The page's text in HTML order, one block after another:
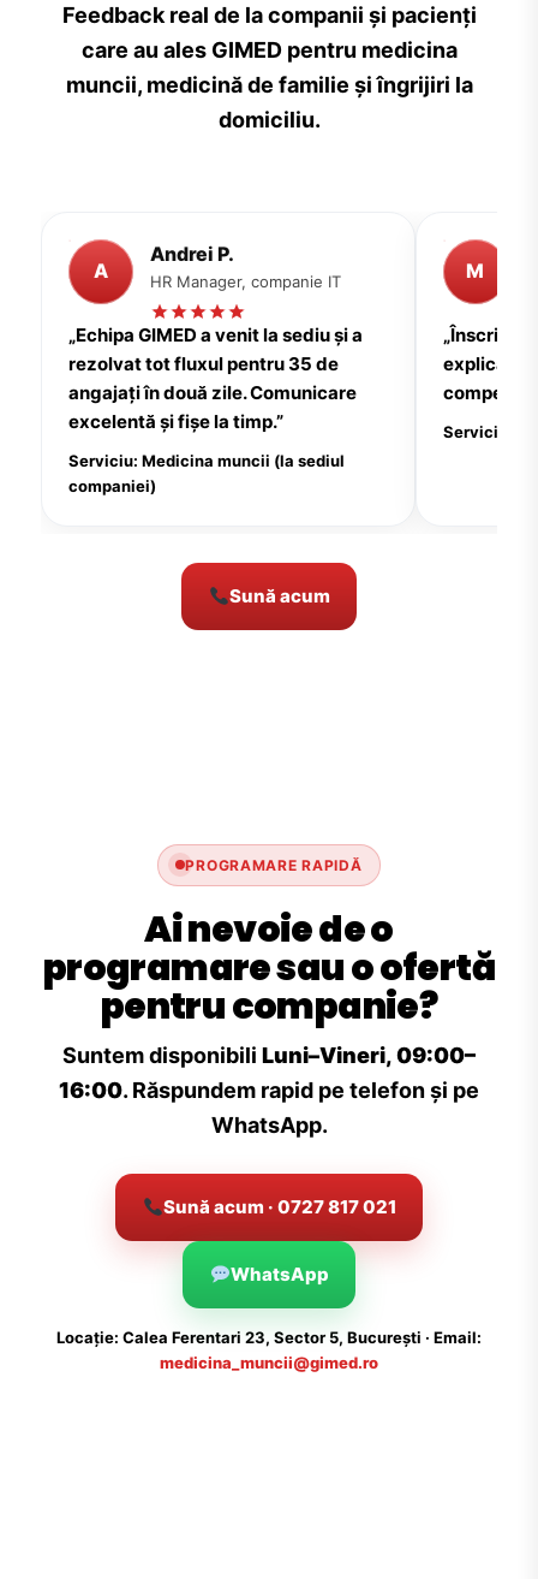
Feedback real de la companii și pacienți
care au ales GIMED pentru medicina
muncii, medicină de familie și îngrijiri la
domiciliu.
A
Andrei P.
HR Manager, companie IT
„Echipa GIMED a venit la sediu și a
rezolvat tot fluxul pentru 35 de
angajați în două zile. Comunicare
excelentă și fișe la timp.”
Serviciu: Medicina muncii (la sediul
companiei)
M
explicații
Serviciu:
Sună acum
PROGRAMARE RAPIDĂ
Ai nevoie de o
programare sau o ofertă
pentru companie?
Suntem disponibili Luni–Vineri, 09:00–
16:00. Răspundem rapid pe telefon și pe
WhatsApp.
Sună acum · 0727 817 021
WhatsApp
Locație: Calea Ferentari 23, Sector 5, București · Email:
medicina_muncii@gimed.ro